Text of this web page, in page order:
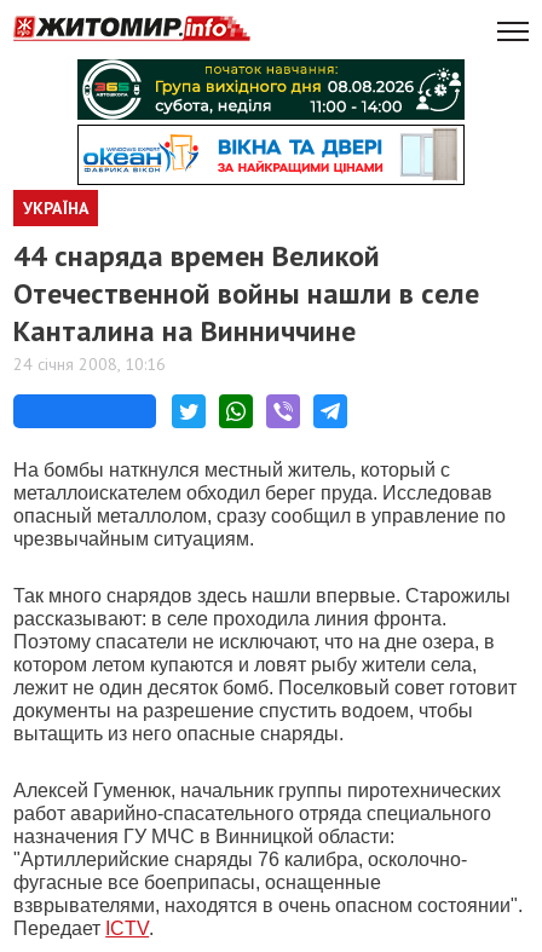
УКРАЇНА
44 снаряда времен Великой
Отечественной войны нашли в селе
Канталина на Винниччине
24 січня 2008, 10:16
На бомбы наткнулся местный житель, который с
металлоискателем обходил берег пруда. Исследовав
опасный металлолом, сразу сообщил в управление по
чрезвычайным ситуациям.
Так много снарядов здесь нашли впервые. Старожилы
рассказывают: в селе проходила линия фронта.
Поэтому спасатели не исключают, что на дне озера, в
котором летом купаются и ловят рыбу жители села,
лежит не один десяток бомб. Поселковый совет готовит
документы на разрешение спустить водоем, чтобы
вытащить из него опасные снаряды.
Алексей Гуменюк, начальник группы пиротехнических
работ аварийно-спасательного отряда специального
назначения ГУ МЧС в Винницкой области:
"Артиллерийские снаряды 76 калибра, осколочно-
фугасные все боеприпасы, оснащенные
взврывателями, находятся в очень опасном состоянии".
Передает ICTV.